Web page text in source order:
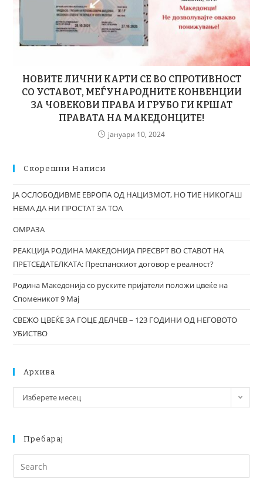
НОВИТЕ ЛИЧНИ КАРТИ СЕ ВО СПРОТИВНОСТ
СО УСТАВОТ, МЕЃУНАРОДНИТЕ КОНВЕНЦИИ
ЗА ЧОВЕКОВИ ПРАВА И ГРУБО ГИ КРШАТ
ПРАВАТА НА МАКЕДОНЦИТЕ!
јануари 10, 2024
Скорешни Написи
ЈА ОСЛОБОДИВМЕ ЕВРОПА ОД НАЦИЗМОТ, НО ТИЕ НИКОГАШ
НЕМА ДА НИ ПРОСТАТ ЗА ТОА
ОМРАЗА
РЕАКЦИЈА РОДИНА МАКЕДОНИЈА ПРЕСВРТ ВО СТАВОТ НА
ПРЕТСЕДАТЕЛКАТА: Преспанскиот договор е реалност?
Родина Македонија со руските пријатели положи цвеќе на
Споменикот 9 Мај
СВЕЖО ЦВЕЌЕ ЗА ГОЦЕ ДЕЛЧЕВ – 123 ГОДИНИ ОД НЕГОВОТО
УБИСТВО
Архива
Изберете месец
Пребарај